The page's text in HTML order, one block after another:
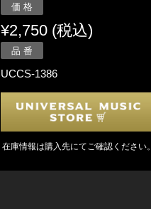
価 格
¥2,750 (税込)
品 番
UCCS-1386
在庫情報は購入先にてご確認ください。